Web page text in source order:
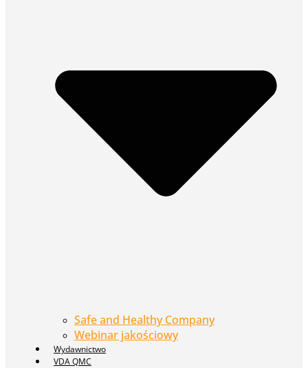
Safe and Healthy Company
Webinar jakościowy
Wydawnictwo
VDA QMC